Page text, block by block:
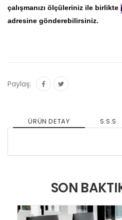
çalışmanızı ölçüleriniz ile birlikte
adresine gönderebilirsiniz.
Paylaş:
ÜRÜN DETAY S.S.S
SON